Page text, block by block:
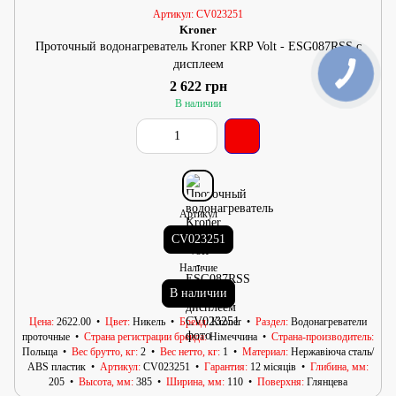
Артикул: CV023251
Kroner
Проточный водонагреватель Kroner KRP Volt - ESG087RSS с
дисплеем
2 622 грн
В наличии
Артикул
CV023251
Наличие
В наличии
Цена 2622.00 Цвет Никель Бренд Kroner Раздел Водонагреватели
проточные
Страна регистрации бренда Німеччина
Страна-производитель
Польща
Вес брутто, кг 2 Вес нетто, кг 1 Материал Нержавіюча сталь/
АВS пластик
Артикул CV023251 Гарантия 12 місяців
Глибина, мм
205
Высота, мм 385 Ширина, мм 110 Поверхня Глянцева